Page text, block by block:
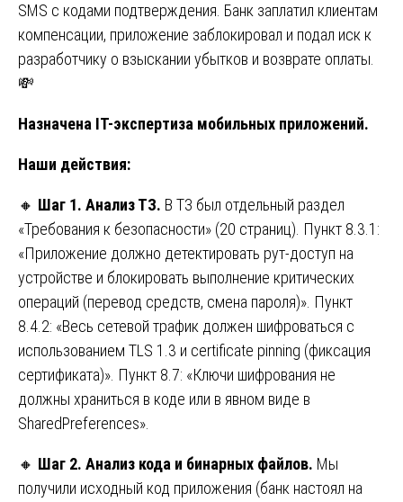
SMS с кодами подтверждения. Банк заплатил клиентам
компенсации, приложение заблокировал и подал иск к
разработчику о взыскании убытков и возврате оплаты.
💸
Назначена IT-экспертиза мобильных приложений.
Наши действия:
🔸 Шаг 1. Анализ ТЗ. В ТЗ был отдельный раздел
«Требования к безопасности» (20 страниц). Пункт 8.3.1:
«Приложение должно детектировать рут-доступ на
устройстве и блокировать выполнение критических
операций (перевод средств, смена пароля)». Пункт
8.4.2: «Весь сетевой трафик должен шифроваться с
использованием TLS 1.3 и certificate pinning (фиксация
сертификата)». Пункт 8.7: «Ключи шифрования не
должны храниться в коде или в явном виде в
SharedPreferences».
🔸 Шаг 2. Анализ кода и бинарных файлов. Мы
получили исходный код приложения (банк настоял на